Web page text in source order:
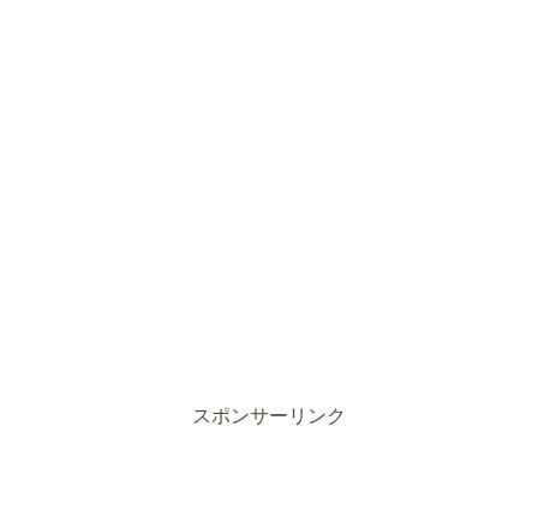
スポンサーリンク